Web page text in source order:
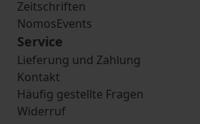
Zeitschriften
NomosEvents
Service
Lieferung und Zahlung
Kontakt
Häufig gestellte Fragen
Widerruf